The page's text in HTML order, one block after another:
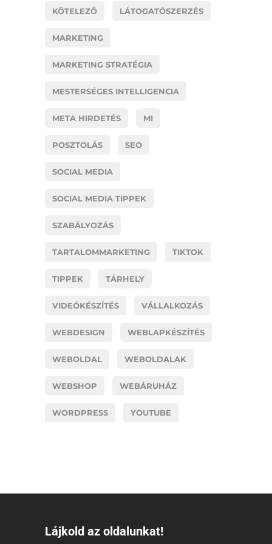
KÖTELEZŐ LÁTOGATÓSZERZÉS
MARKETING
MARKETING STRATÉGIA
MESTERSÉGES INTELLIGENCIA
META HIRDETÉS MI
POSZTOLÁS SEO
SOCIAL MEDIA
SOCIAL MEDIA TIPPEK
SZABÁLYOZÁS
TARTALOMMARKETING TIKTOK
TIPPEK TÁRHELY
VIDEÓKÉSZÍTÉS VÁLLALKOZÁS
WEBDESIGN WEBLAPKÉSZÍTÉS
WEBOLDAL WEBOLDALAK
WEBSHOP WEBÁRUHÁZ
WORDPRESS YOUTUBE
Lájkold az oldalunkat!